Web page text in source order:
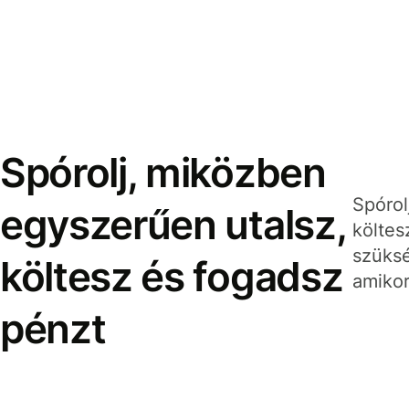
Spórolj, miközben
egyszerűen utalsz,
költesz és fogadsz
pénzt